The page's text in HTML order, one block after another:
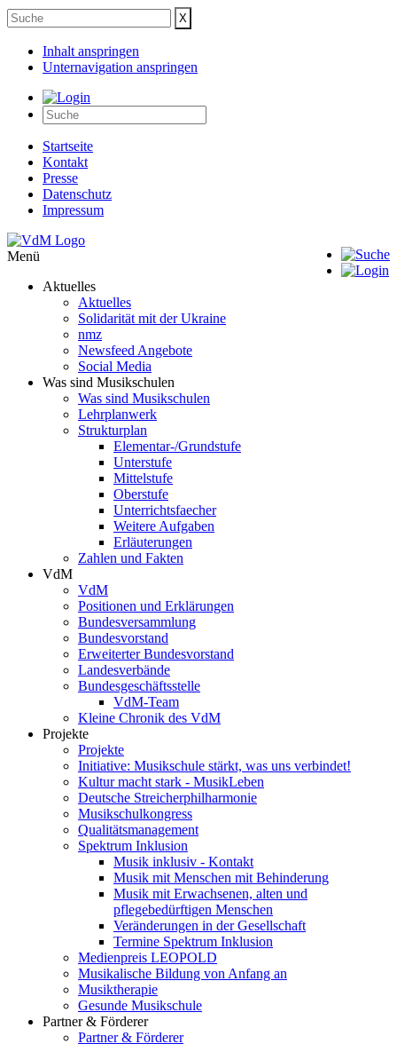
Inhalt anspringen
Unternavigation anspringen
Startseite
Kontakt
Presse
Datenschutz
Impressum
Menü
Aktuelles
Aktuelles
Solidarität mit der Ukraine
nmz
Newsfeed Angebote
Social Media
Was sind Musikschulen
Was sind Musikschulen
Lehrplanwerk
Strukturplan
Elementar-/Grundstufe
Unterstufe
Mittelstufe
Oberstufe
Unterrichtsfaecher
Weitere Aufgaben
Erläuterungen
Zahlen und Fakten
VdM
VdM
Positionen und Erklärungen
Bundesversammlung
Bundesvorstand
Erweiterter Bundesvorstand
Landesverbände
Bundesgeschäftsstelle
VdM-Team
Kleine Chronik des VdM
Projekte
Projekte
Initiative: Musikschule stärkt, was uns verbindet!
Kultur macht stark - MusikLeben
Deutsche Streicherphilharmonie
Musikschulkongress
Qualitätsmanagement
Spektrum Inklusion
Musik inklusiv - Kontakt
Musik mit Menschen mit Behinderung
Musik mit Erwachsenen, alten und
pflegebedürftigen Menschen
Veränderungen in der Gesellschaft
Termine Spektrum Inklusion
Medienpreis LEOPOLD
Musikalische Bildung von Anfang an
Musiktherapie
Gesunde Musikschule
Partner & Förderer
Partner & Förderer